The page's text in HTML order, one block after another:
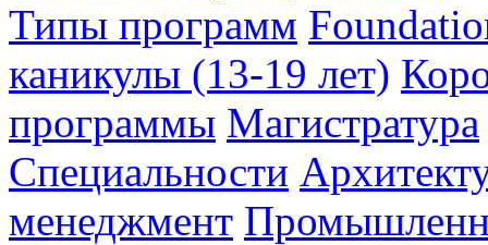
Типы программ
каникулы (13-19 лет)
программы Магистратура
Специальности
менеджмент